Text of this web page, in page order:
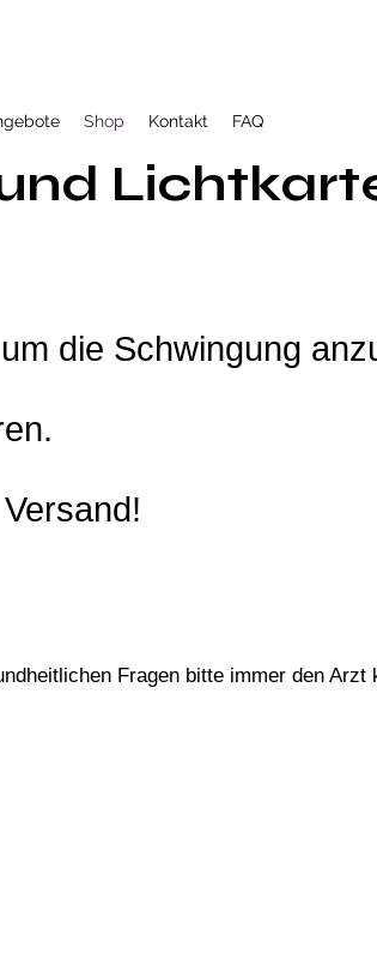
Shop Kontakt FAQ
die Schwingung
Fragen bitte immer den Arzt